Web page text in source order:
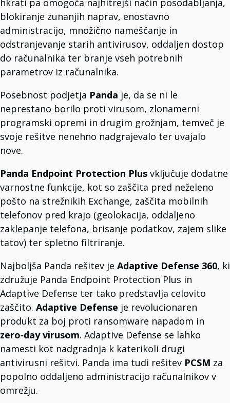
Partner za Panda Security in Microsoft izdelke.
SYSTEM SUPPORT OFFERS
Licenciranje in implementacija programske opreme
Upravljamo z licencami in programsko opremo.
Orodja za analizo podatkov
Optimizirajte z napredno analitiko podatkov.
Celovite storitve IT podpore.
Cybersecurity Solutions
Zaščitite svoje poslovanje.
Storitve infrastrukture
Dolga zgodovina strokovnega znanja.
IoT naprave in senzorji
Spoznajte svet IoT neomejenih rešitev
Outsourcing
Osvobodite potencial oblaka z enostavno integracijo.
VENDORS
Dell Technologies
Multinacionalno IT podjetje.
MikroTik
VMware
Barracuda
Rešitve požarnih zidov (Firewalls).
WatchGuard
Microsoft 365
Aplikacije Office.
Cisco
Omrežna oprema.
APC
APC by Schneider Electric.
Palo Alto
Podjetje za kibernetsko varnost.
Yealink
VoIP phone systems.
Remoticom
Rešitev Internet of Things (IoT).
Panda Security
Želiš li da ga oblikujem i kao marketinški naslov tipa: “Prediktivna varnost –
hkrati pa omogoča najhitrejši način posodabljanja,
blokiranje zunanjih naprav, enostavno
administracijo, množično nameščanje in
odstranjevanje starih antivirusov, oddaljen dostop
do računalnika ter branje vseh potrebnih
parametrov iz računalnika.
Posebnost podjetja Panda je, da se ni le
neprestano borilo proti virusom, zlonamerni
programski opremi in drugim grožnjam, temveč je
svoje rešitve nenehno nadgrajevalo ter uvajalo
nove.
Panda Endpoint Protection Plus vključuje dodatne
varnostne funkcije, kot so zaščita pred neželeno
pošto na strežnikih Exchange, zaščita mobilnih
telefonov pred krajo (geolokacija, oddaljeno
zaklepanje telefona, brisanje podatkov, zajem slike
tatov) ter spletno filtriranje.
Najboljša Panda rešitev je Adaptive Defense 360, ki
združuje Panda Endpoint Protection Plus in
Adaptive Defense ter tako predstavlja celovito
zaščito. Adaptive Defense je revolucionaren
produkt za boj proti ransomware napadom in
zero‑day virusom. Adaptive Defense se lahko
namesti kot nadgradnja k katerikoli drugi
antivirusni rešitvi. Panda ima tudi rešitev PCSM za
popolno oddaljeno administracijo računalnikov v
omrežju.